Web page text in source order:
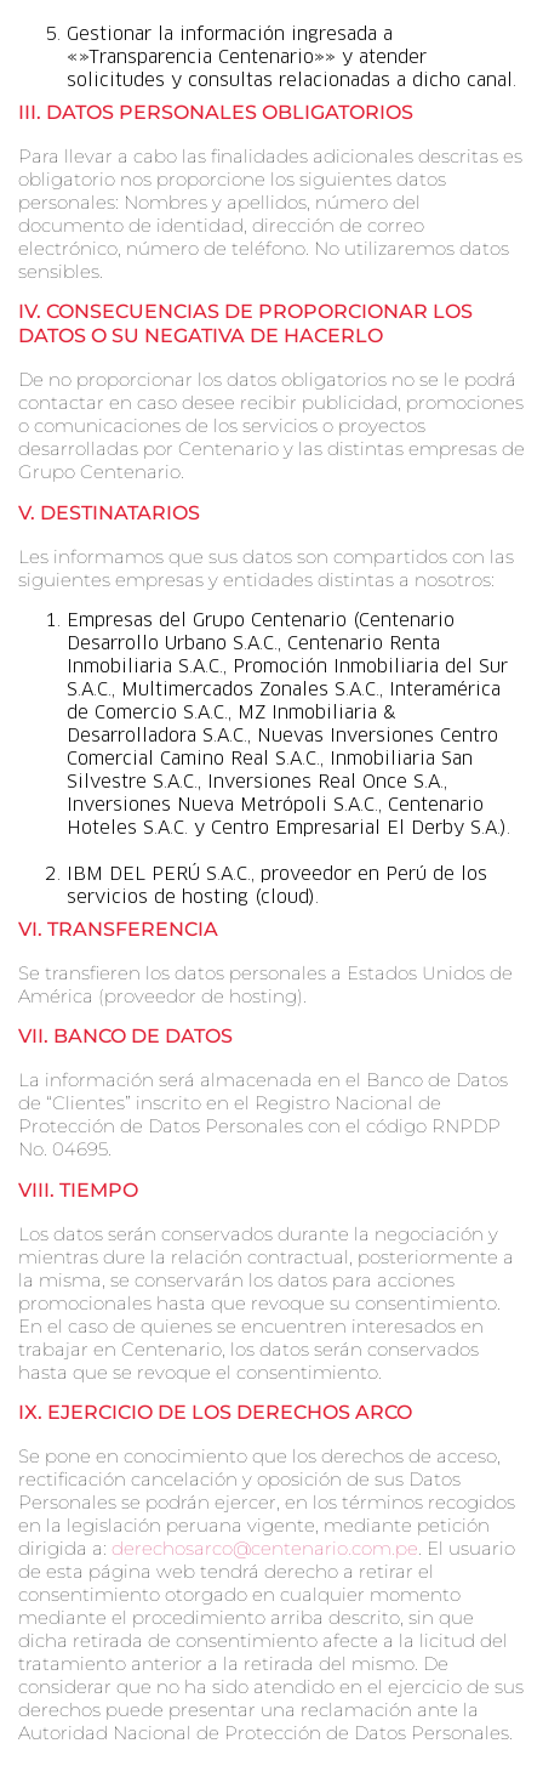
Gestionar la información ingresada a
«»Transparencia Centenario»» y atender
solicitudes y consultas relacionadas a dicho canal.
III. DATOS PERSONALES OBLIGATORIOS
Para llevar a cabo las finalidades adicionales descritas es
obligatorio nos proporcione los siguientes datos
personales: Nombres y apellidos, número del
documento de identidad, dirección de correo
electrónico, número de teléfono. No utilizaremos datos
sensibles.
IV. CONSECUENCIAS DE PROPORCIONAR LOS
DATOS O SU NEGATIVA DE HACERLO
De no proporcionar los datos obligatorios no se le podrá
contactar en caso desee recibir publicidad, promociones
o comunicaciones de los servicios o proyectos
desarrolladas por Centenario y las distintas empresas de
Grupo Centenario.
V. DESTINATARIOS
Les informamos que sus datos son compartidos con las
siguientes empresas y entidades distintas a nosotros:
Empresas del Grupo Centenario (Centenario
Desarrollo Urbano S.A.C., Centenario Renta
Inmobiliaria S.A.C., Promoción Inmobiliaria del Sur
S.A.C., Multimercados Zonales S.A.C., Interamérica
de Comercio S.A.C., MZ Inmobiliaria &
Desarrolladora S.A.C., Nuevas Inversiones Centro
Comercial Camino Real S.A.C., Inmobiliaria San
Silvestre S.A.C., Inversiones Real Once S.A.,
Inversiones Nueva Metrópoli S.A.C., Centenario
Hoteles S.A.C. y Centro Empresarial El Derby S.A.).
IBM DEL PERÚ S.A.C., proveedor en Perú de los
servicios de hosting (cloud).
VI. TRANSFERENCIA
Se transfieren los datos personales a Estados Unidos de
América (proveedor de hosting).
VII. BANCO DE DATOS
La información será almacenada en el Banco de Datos
de “Clientes” inscrito en el Registro Nacional de
Protección de Datos Personales con el código RNPDP
No. 04695.
VIII. TIEMPO
Los datos serán conservados durante la negociación y
mientras dure la relación contractual, posteriormente a
la misma, se conservarán los datos para acciones
promocionales hasta que revoque su consentimiento.
En el caso de quienes se encuentren interesados en
trabajar en Centenario, los datos serán conservados
hasta que se revoque el consentimiento.
IX. EJERCICIO DE LOS DERECHOS ARCO
Se pone en conocimiento que los derechos de acceso,
rectificación cancelación y oposición de sus Datos
Personales se podrán ejercer, en los términos recogidos
en la legislación peruana vigente, mediante petición
dirigida a: derechosarco@centenario.com.pe. El usuario
de esta página web tendrá derecho a retirar el
consentimiento otorgado en cualquier momento
mediante el procedimiento arriba descrito, sin que
dicha retirada de consentimiento afecte a la licitud del
tratamiento anterior a la retirada del mismo. De
considerar que no ha sido atendido en el ejercicio de sus
derechos puede presentar una reclamación ante la
Autoridad Nacional de Protección de Datos Personales.